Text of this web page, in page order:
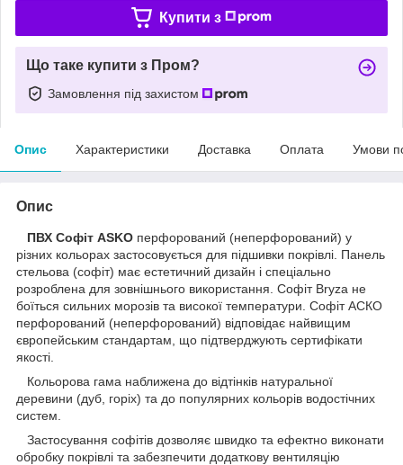
Купити з
Що таке купити з Пром?
Замовлення під захистом
Опис Характеристики Доставка Оплата Умови
Опис
ПВХ Софіт ASKO перфорований (неперфорований) у
різних кольорах застосовується для підшивки покрівлі. Панель
стельова (софіт) має естетичний дизайн і спеціально
розроблена для зовнішнього використання. Софіт Bryza не
боїться сильних морозів та високої температури. Софіт АСКО
перфорований (неперфорований) відповідає найвищим
європейським стандартам, що підтверджують сертифікати
якості.
Кольорова гама наближена до відтінків натуральної
деревини (дуб, горіх) та до популярних кольорів водостічних
систем.
Застосування софітів дозволяє швидко та ефектно виконати
обробку покрівлі та забезпечити додаткову вентиляцію